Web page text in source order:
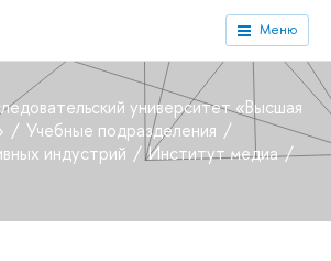
Меню
университет «Высшая
Учебные подразделения
индустрий
Институт медиа